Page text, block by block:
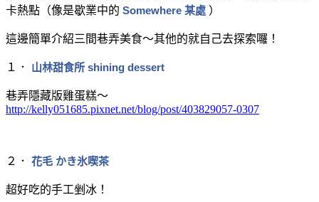
卡熱點（像是歇業中的 Somewhere 某處 ）
這邊簡單介紹三間巷弄美食～其他的就自己去探索囉！
１． 山林甜食所 shining dessert
巷弄隱藏版雞蛋糕～
http://kelly051685.pixnet.net/blog/post/403829057-0307
２． 花毛 かき氷喫茶
超好吃的手工剉冰！